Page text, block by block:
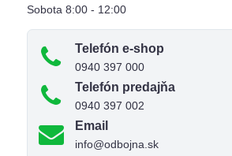
Sobota 8:00 - 12:00
Telefón e-shop
0940 397 000
Telefón predajňa
0940 397 002
Email
info@odbojna.sk